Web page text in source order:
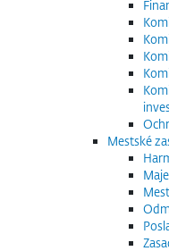
Mestské